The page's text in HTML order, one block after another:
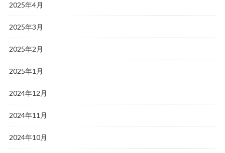
2025年4月
2025年3月
2025年2月
2025年1月
2024年12月
2024年11月
2024年10月